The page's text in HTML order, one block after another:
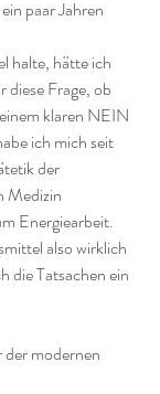
paar Jahren
halte, hätte ich
diese Frage, ob
klaren NEIN
ich mich seit
der
Medizin
Energiearbeit.
also wirklich
die Tatsachen ein
modernen